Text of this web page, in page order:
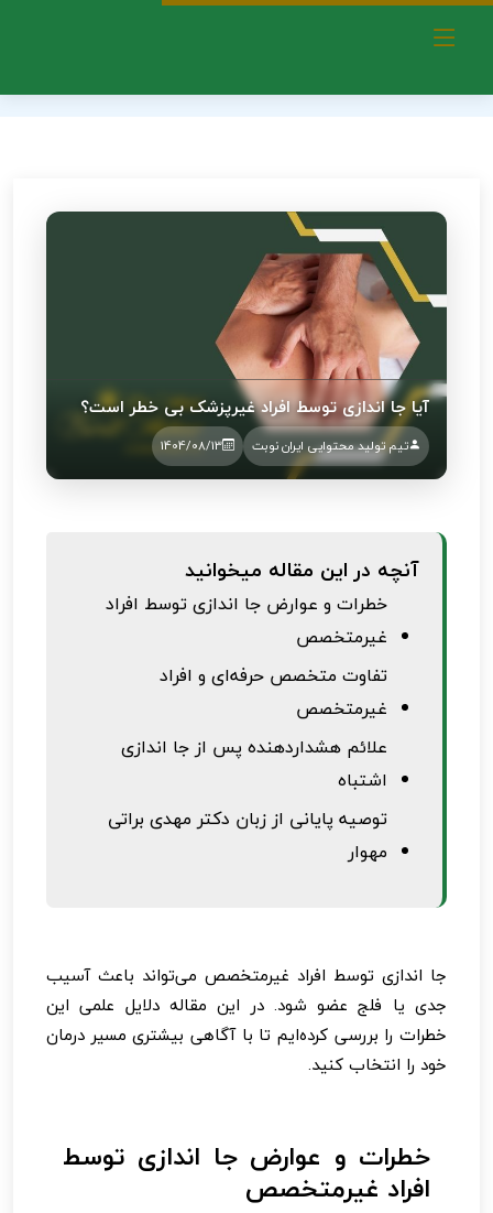
دکتر مهدی براتی مهوار - بهترین دکتر کایروپراکتیک در غرب تهران
درمان‌های کایروپراکتیک و مزایای آن
آیا جا اندازی توسط افراد غیرپزشک بی ‌خطر است؟
تیم تولید محتوایی ایران نوبت 1404/08/13
آنچه در این مقاله میخوانید
خطرات و عوارض جا اندازی توسط افراد
غیرمتخصص
تفاوت متخصص حرفه‌ای و افراد
غیرمتخصص
علائم هشداردهنده پس از جا اندازی
اشتباه
توصیه پایانی از زبان دکتر مهدی براتی
مهوار
جا اندازی توسط افراد غیرمتخصص می‌تواند باعث آسیب
جدی یا فلج عضو شود. در این مقاله دلایل علمی این
خطرات را بررسی کرده‌ایم تا با آگاهی بیشتری مسیر درمان
خود را انتخاب کنید.
خطرات و عوارض جا اندازی توسط
افراد غیرمتخصص